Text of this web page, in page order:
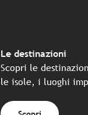
Le destinazioni
Scopri le
le isole, i luoghi